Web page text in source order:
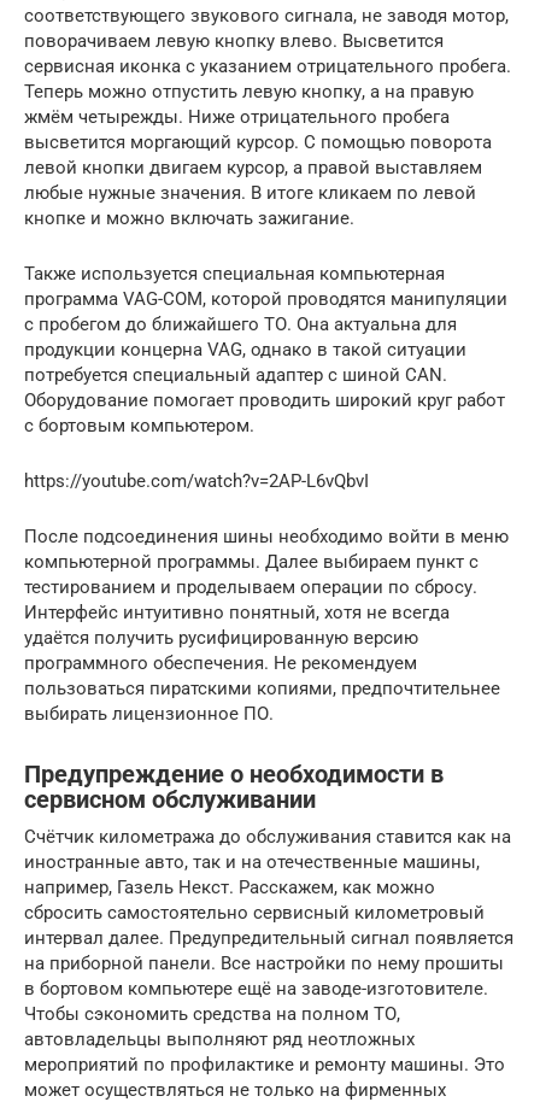
соответствующего звукового сигнала, не заводя мотор,
поворачиваем левую кнопку влево. Высветится
сервисная иконка с указанием отрицательного пробега.
Теперь можно отпустить левую кнопку, а на правую
жмём четырежды. Ниже отрицательного пробега
высветится моргающий курсор. С помощью поворота
левой кнопки двигаем курсор, а правой выставляем
любые нужные значения. В итоге кликаем по левой
кнопке и можно включать зажигание.
Также используется специальная компьютерная
программа VAG-COM, которой проводятся манипуляции
с пробегом до ближайшего ТО. Она актуальна для
продукции концерна VAG, однако в такой ситуации
потребуется специальный адаптер с шиной CAN.
Оборудование помогает проводить широкий круг работ
с бортовым компьютером.
https://youtube.com/watch?v=2AP-L6vQbvI
После подсоединения шины необходимо войти в меню
компьютерной программы. Далее выбираем пункт с
тестированием и проделываем операции по сбросу.
Интерфейс интуитивно понятный, хотя не всегда
удаётся получить русифицированную версию
программного обеспечения. Не рекомендуем
пользоваться пиратскими копиями, предпочтительнее
выбирать лицензионное ПО.
Предупреждение о необходимости в
сервисном обслуживании
Счётчик километража до обслуживания ставится как на
иностранные авто, так и на отечественные машины,
например, Газель Некст. Расскажем, как можно
сбросить самостоятельно сервисный километровый
интервал далее. Предупредительный сигнал появляется
на приборной панели. Все настройки по нему прошиты
в бортовом компьютере ещё на заводе-изготовителе.
Чтобы сэкономить средства на полном ТО,
автовладельцы выполняют ряд неотложных
мероприятий по профилактике и ремонту машины. Это
может осуществляться не только на фирменных